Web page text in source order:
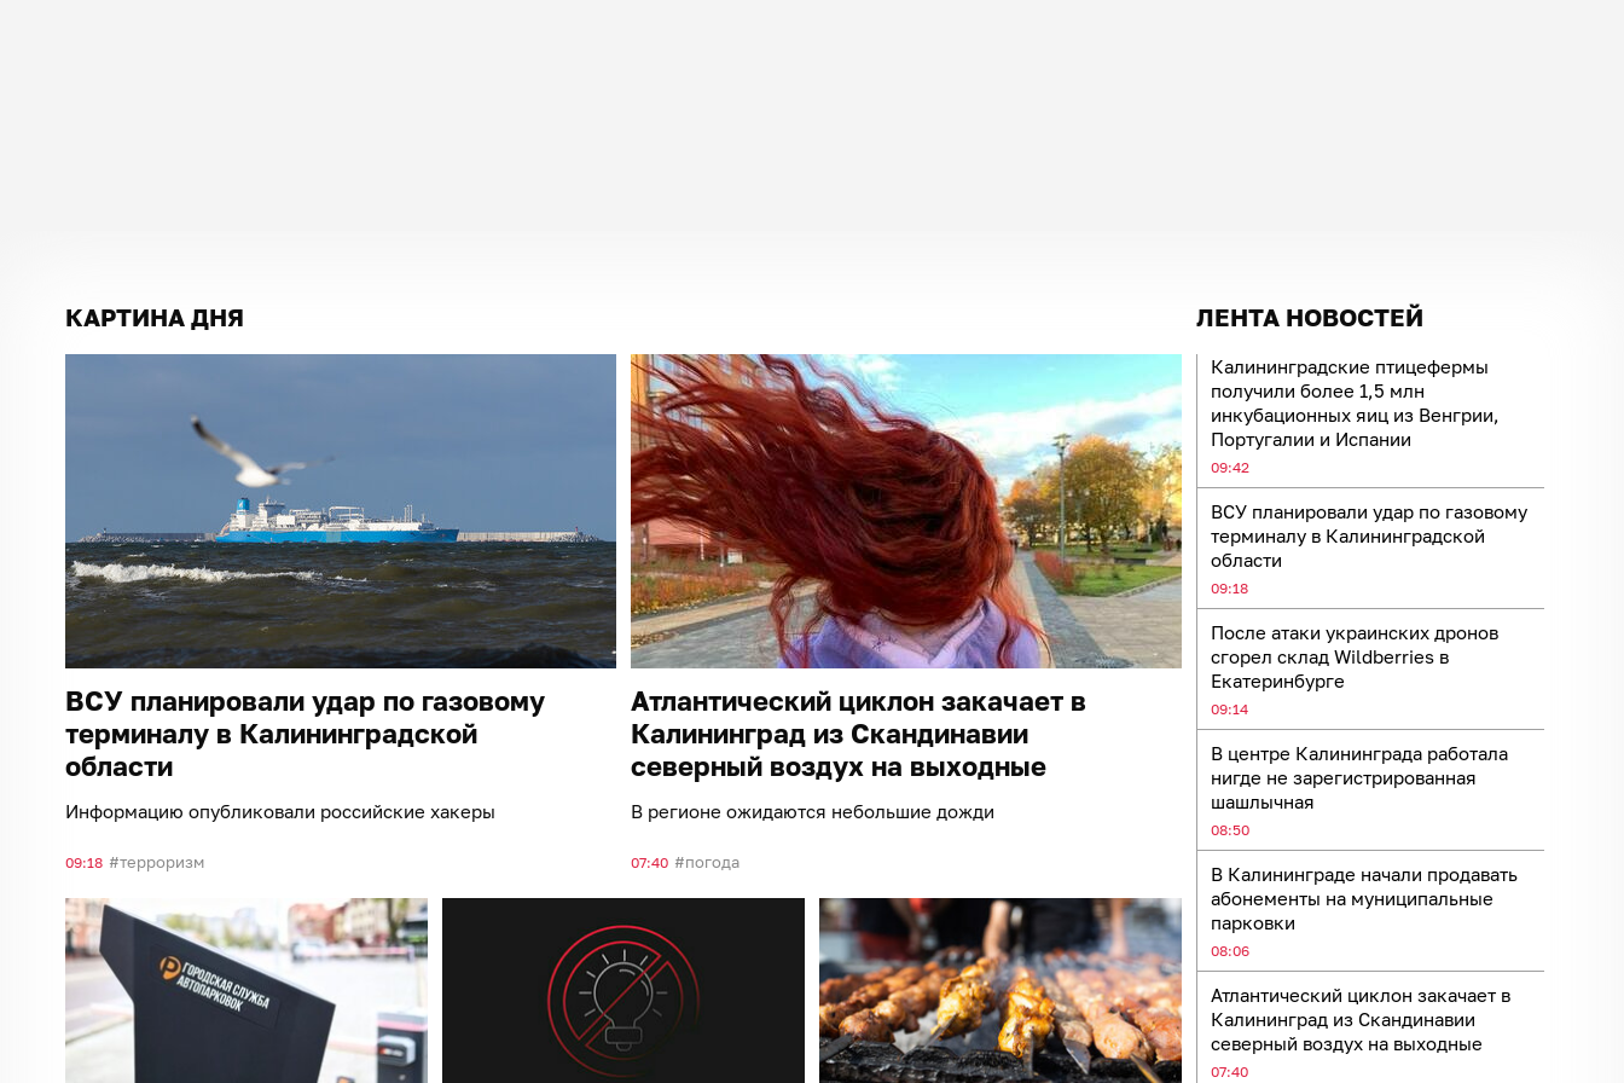
ЛЕНТА НОВОСТЕЙ
Калининградские птицефермы
получили более 1,5 млн
инкубационных яиц из Венгрии,
Португалии и Испании
09:42
ВСУ планировали удар по газовому
терминалу в Калининградской
области
09:18
После атаки украинских дронов
сгорел склад Wildberries в
Екатеринбурге
09:14
В центре Калининграда работала
нигде не зарегистрированная
шашлычная
08:50
В Калининграде начали продавать
абонементы на муниципальные
парковки
08:06
Атлантический циклон закачает в
Калининград из Скандинавии
северный воздух на выходные
07:40
КАРТИНА ДНЯ
ВСУ планировали удар по газовому
терминалу в Калининградской
области
Информацию опубликовали российские хакеры
09:18 терроризм
Атлантический циклон закачает в
Калининград из Скандинавии
северный воздух на выходные
В регионе ожидаются небольшие дожди
07:40 погода